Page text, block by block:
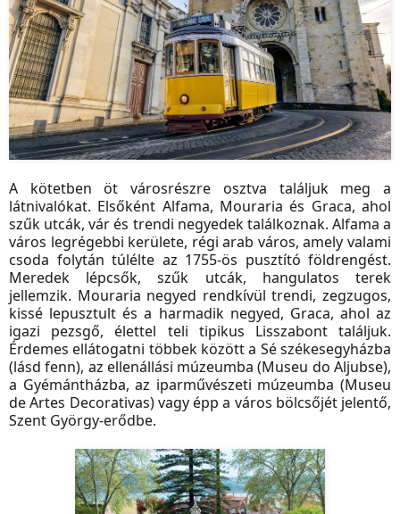
A kötetben öt városrészre osztva találjuk meg a
látnivalókat. Elsőként Alfama, Mouraria és Graca, ahol
szűk utcák, vár és trendi negyedek találkoznak. Alfama a
város legrégebbi kerülete, régi arab város, amely valami
csoda folytán túlélte az 1755-ös pusztító földrengést.
Meredek lépcsők, szűk utcák, hangulatos terek
jellemzik. Mouraria negyed rendkívül trendi, zegzugos,
kissé lepusztult és a harmadik negyed, Graca, ahol az
igazi pezsgő, élettel teli tipikus Lisszabont találjuk.
Érdemes ellátogatni többek között a Sé székesegyházba
(lásd fenn), az ellenállási múzeumba (Museu do Aljubse),
a Gyémántházba, az iparművészeti múzeumba (Museu
de Artes Decorativas) vagy épp a város bölcsőjét jelentő,
Szent György-erődbe.